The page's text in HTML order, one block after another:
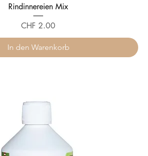
Rindinnereien Mix
Preis
CHF 2.00
In den Warenkorb